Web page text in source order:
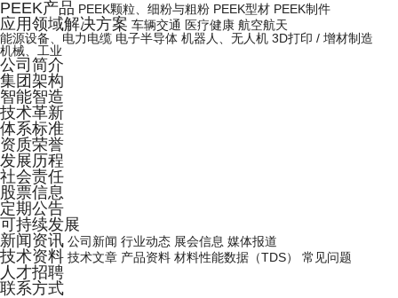
PEEK产品 PEEK颗粒、细粉与粗粉 PEEK型材 PEEK制件
应用领域解决方案 车辆交通 医疗健康 航空航天
能源设备、电力电缆 电子半导体 机器人、无人机 3D打印 / 增材制造
机械、工业
公司简介
集团架构
智能智造
技术革新
体系标准
资质荣誉
发展历程
社会责任
股票信息
定期公告
可持续发展
新闻资讯 公司新闻 行业动态 展会信息 媒体报道
技术资料 技术文章 产品资料 材料性能数据（TDS） 常见问题
人才招聘
联系方式